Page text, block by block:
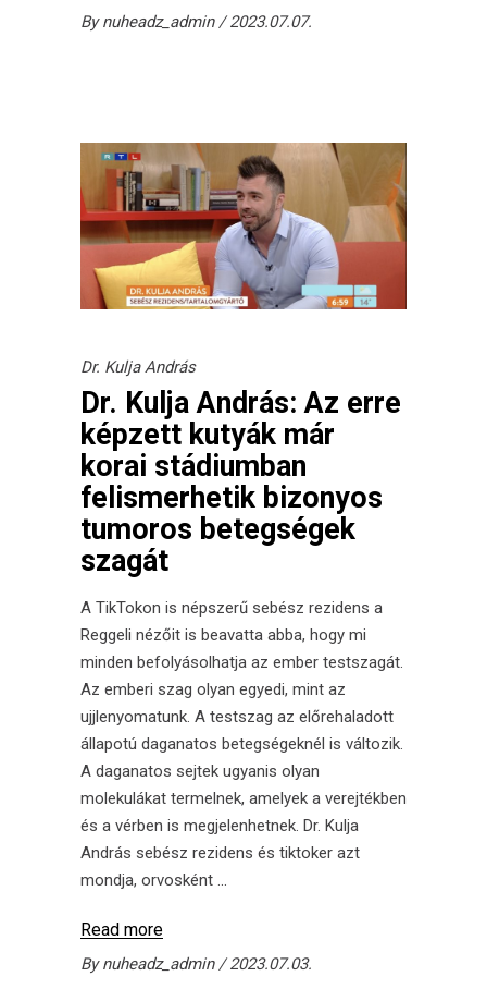
Bynuheadz_admin 2023.07.07.
Dr. Kulja András
Dr. Kulja András: Az erre
képzett kutyák már
korai stádiumban
felismerhetik bizonyos
tumoros betegségek
szagát
A TikTokon is népszerű sebész rezidens a
Reggeli nézőit is beavatta abba, hogy mi
minden befolyásolhatja az ember testszagát.
Az emberi szag olyan egyedi, mint az
ujjlenyomatunk. A testszag az előrehaladott
állapotú daganatos betegségeknél is változik.
A daganatos sejtek ugyanis olyan
molekulákat termelnek, amelyek a verejtékben
és a vérben is megjelenhetnek. Dr. Kulja
András sebész rezidens és tiktoker azt
mondja, orvosként
Read more
Bynuheadz_admin 2023.07.03.